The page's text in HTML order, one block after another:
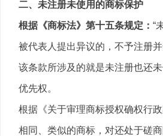
二、未注册未使用的商标保护
根据《商标法》第十五条规定： “
被代表人提出异议的，不予注册
该条款所涉及的就是未注册也还
优先权。
根据《关于审理商标授权确权行
相同、类似的商标，对还处于磋